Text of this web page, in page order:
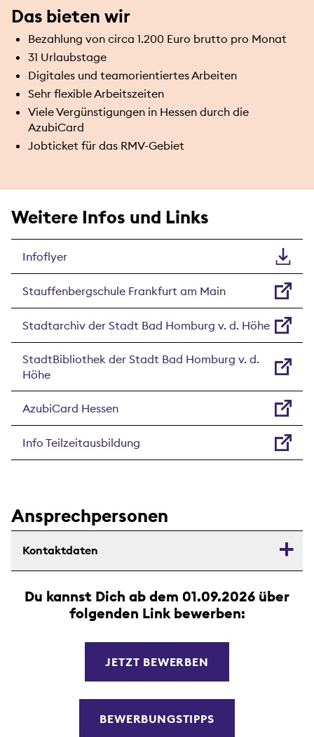
Das bieten wir
Bezahlung von circa 1.200 Euro brutto pro Monat
31 Urlaubstage
Digitales und teamorientiertes Arbeiten
Sehr flexible Arbeitszeiten
Viele Vergünstigungen in Hessen durch die
AzubiCard
Jobticket für das RMV-Gebiet
Weitere Infos und Links
Infoflyer
Stauffenbergschule Frankfurt am Main
Stadtarchiv der Stadt Bad Homburg v. d. Höhe
StadtBibliothek der Stadt Bad Homburg v. d.
Höhe
AzubiCard Hessen
Info Teilzeitausbildung
Ansprechpersonen
Kontaktdaten
Du kannst Dich ab dem 01.09.2026 über
folgenden Link bewerben:
JETZT BEWERBEN
BEWERBUNGSTIPPS